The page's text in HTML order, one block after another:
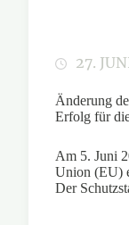
27.
Änderung
Erfolg für
Am 5. Juni
Union (EU)
Der